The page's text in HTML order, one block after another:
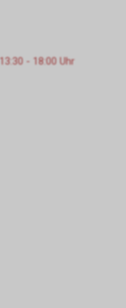
- 18:00 Uhr